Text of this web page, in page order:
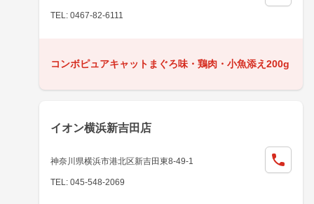
TEL: 0467-82-6111
コンボピュアキャットまぐろ味・鶏肉・小魚添え200g
イオン横浜新吉田店
神奈川県横浜市港北区新吉田東8-49-1
TEL: 045-548-2069